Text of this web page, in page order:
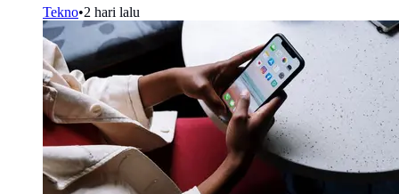
Tekno•2 hari lalu